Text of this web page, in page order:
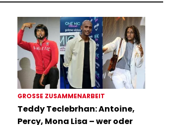
GROSSE ZUSAMMENARBEIT
Teddy Teclebrhan: Antoine,
Percy, Mona Lisa – wer oder